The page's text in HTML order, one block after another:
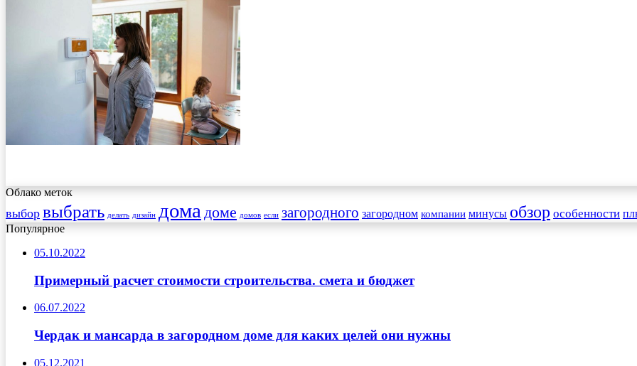
Облако меток
выбор выбрать делать дизайн дома доме домов если загородного загородном компании минусы обзор особенности
Популярное
05.10.2022
Примерный расчет стоимости строительства. смета и бюджет
06.07.2022
Чердак и мансарда в загородном доме для каких целей они нужны
05.12.2021